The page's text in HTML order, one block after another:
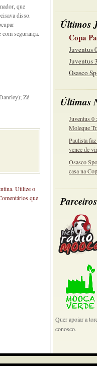
Últimos
Copa
Juventus
Juventus
Osasco
Últimas
Juventus 0
Moleque
Paulista
vence de
Osasco
casa na
Parceiros
Quer apoiar a
conosco.
que
disso.
segurança.
Zé
Utilize o
que